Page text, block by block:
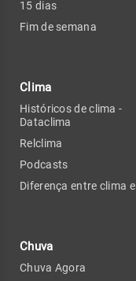
15 dias
Fim de semana
Clima
Históricos de clima -
Dataclima
Relclima
Podcasts
Diferença entre clima
Chuva
Chuva Agora